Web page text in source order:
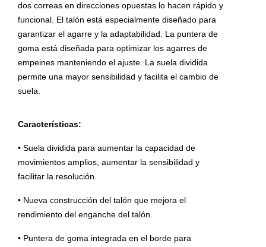
dos correas en direcciones opuestas lo hacen rápido y
funcional. El talón está especialmente diseñado para
garantizar el agarre y la adaptabilidad. La puntera de
goma está diseñada para optimizar los agarres de
empeines manteniendo el ajuste. La suela dividida
permite una mayor sensibilidad y facilita el cambio de
suela.
Características:
• Suela dividida para aumentar la capacidad de
movimientos amplios, aumentar la sensibilidad y
facilitar la resolución.
• Nueva construcción del talón que mejora el
rendimiento del enganche del talón.
• Puntera de goma integrada en el borde para